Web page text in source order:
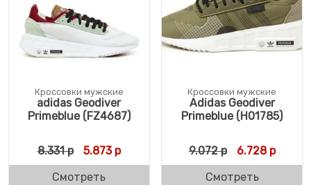
Кроссовки мужские
adidas Geodiver
Primeblue (FZ4687)
8.331р Первоначальная цена составляла 8.331 р.
5.873рТекущая цена: 5.873 р.
Смотреть
Кроссовки мужские
Adidas Geodiver
Primeblue (H01785)
9.072р 6.728р
Смотреть